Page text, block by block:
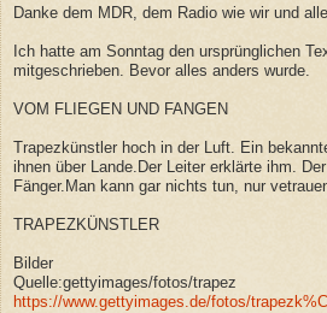
Danke dem MDR, dem Radio wie wir und
Ich hatte am Sonntag den ursprünglichen
mitgeschrieben. Bevor alles anders wurde.
VOM FLIEGEN UND FANGEN
Trapezkünstler hoch in der Luft. Ein
ihnen über Lande.Der Leiter erklärte ihm.
Fänger.Man kann gar nichts tun, nur
TRAPEZKÜNSTLER
Bilder
Quelle:gettyimages/fotos/trapez
https://www.gettyimages.de/fotos/